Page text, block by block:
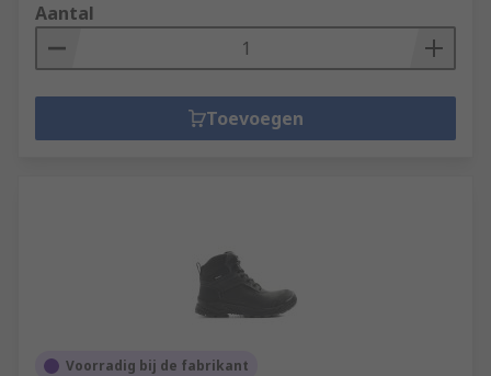
Aantal
Toevoegen
Voorradig bij de fabrikant